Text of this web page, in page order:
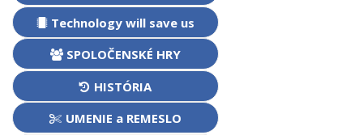
Technology will save us
SPOLOČENSKÉ HRY
HISTÓRIA
UMENIE a REMESLO